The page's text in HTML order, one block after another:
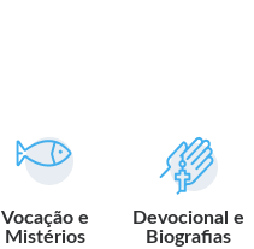
Vocação e
Mistérios
Devocional e
Biografias